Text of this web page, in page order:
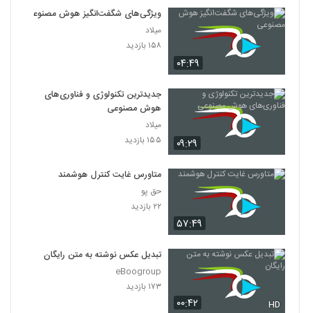
30
۰۴:۴۹
ویژگی‌های شگفت‌انگیز هوش مصنوعی
میلاد
۱۵۸ بازدید
۰۹:۲۹
جدیدترین تکنولوژی و فناوری‌های
هوش مصنوعی
میلاد
۱۵۵ بازدید
۵۷:۴۹
متاورس غایت کنترل هوشمند
حق پو
۲۲ بازدید
۰۰:۴۲ HD
تبدیل عکس نوشته به متن رایگان
eBoogroup
۱۷۳ بازدید